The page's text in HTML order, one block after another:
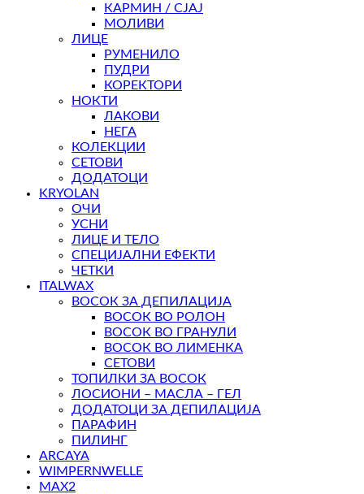
КАРМИН / СЈАЈ
МОЛИВИ
ЛИЦЕ
РУМЕНИЛО
ПУДРИ
КОРЕКТОРИ
НОКТИ
ЛАКОВИ
НЕГА
КОЛЕКЦИИ
СЕТОВИ
ДОДАТОЦИ
KRYOLAN
ОЧИ
УСНИ
ЛИЦЕ И ТЕЛО
СПЕЦИЈАЛНИ ЕФЕКТИ
ЧЕТКИ
ITALWAX
ВОСОК ЗА ДЕПИЛАЦИЈА
ВОСОК ВО РОЛОН
ВОСОК ВО ГРАНУЛИ
ВОСОК ВО ЛИМЕНКА
СЕТОВИ
ТОПИЛКИ ЗА ВОСОК
ЛОСИОНИ – МАСЛА – ГЕЛ
ДОДАТОЦИ ЗА ДЕПИЛАЦИЈА
ПАРАФИН
ПИЛИНГ
ARCAYA
WIMPERNWELLE
MAX2